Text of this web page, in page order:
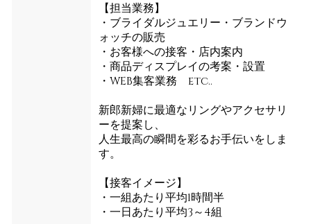
【担当業務】
・ブライダルジュエリー・ブランドウ
ォッチの販売
・お客様への接客・店内案内
・商品ディスプレイの考案・設置
・WEB集客業務 etc..
新郎新婦に最適なリングやアクセサリ
ーを提案し、
人生最高の瞬間を彩るお手伝いをしま
す。
【接客イメージ】
・一組あたり平均1時間半
・一日あたり平均3～4組